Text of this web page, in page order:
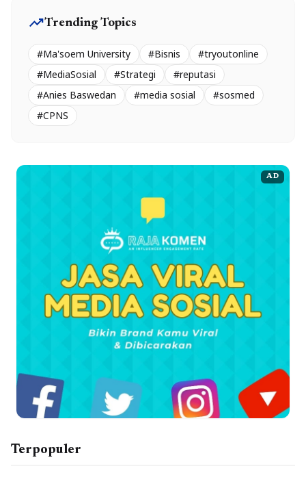
trending_upTrending Topics
#Ma'soem University #Bisnis
#tryoutonline
#MediaSosial
#Strategi
#reputasi
#Anies Baswedan
#media sosial
#sosmed
#CPNS
AD
Terpopuler